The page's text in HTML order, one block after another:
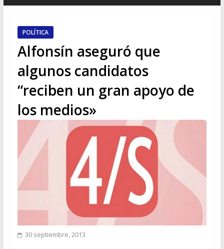
POLÍTICA
Alfonsín aseguró que
algunos candidatos
“reciben un gran apoyo de
los medios»
30 septiembre, 2013